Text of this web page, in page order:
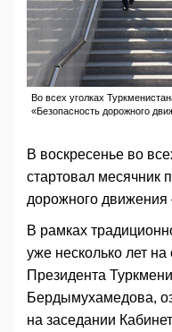
Во всех уголках
«Безопасность дорожного
В воскресенье во
стартовал месячник
дорожного движения
В рамках
уже несколько лет
Президента
Бердымухамедова,
на заседании